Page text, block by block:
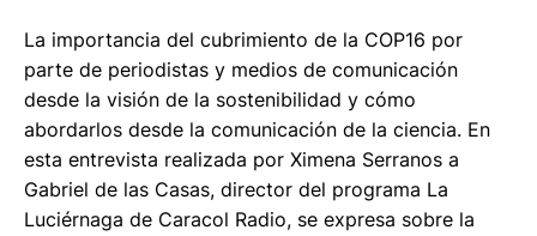
La importancia del cubrimiento de la COP16 por
parte de periodistas y medios de comunicación
desde la visión de la sostenibilidad y cómo
abordarlos desde la comunicación de la ciencia. En
esta entrevista realizada por Ximena Serranos a
Gabriel de las Casas, director del programa La
Luciérnaga de Caracol Radio, se expresa sobre la